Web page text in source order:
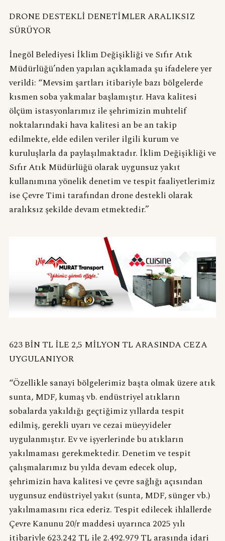
DRONE DESTEKLİ DENETİMLER ARALIKSIZ
SÜRÜYOR
İnegöl Belediyesi İklim Değişikliği ve Sıfır Atık
Müdürlüğü’nden yapılan açıklamada şu ifadelere yer
verildi: “Mevsim şartları itibariyle bazı bölgelerde
kısmen soba yakmalar başlamıştır. Hava kalitesi
ölçüm istasyonlarımız ile şehrimizin muhtelif
noktalarındaki hava kalitesi an be an takip
edilmekte, elde edilen veriler ilgili kurum ve
kuruluşlarla da paylaşılmaktadır. İklim Değişikliği ve
Sıfır Atık Müdürlüğü olarak uygunsuz yakıt
kullanımına yönelik denetim ve tespit faaliyetlerimiz
ise Çevre Timi tarafından drone destekli olarak
aralıksız şekilde devam etmektedir.”
623 BİN TL İLE 2,5 MİLYON TL ARASINDA CEZA
UYGULANIYOR
“Özellikle sanayi bölgelerimiz başta olmak üzere atık
sunta, MDF, kumaş vb. endüstriyel atıkların
sobalarda yakıldığı geçtiğimiz yıllarda tespit
edilmiş, gerekli uyarı ve cezai müeyyideler
uygulanmıştır. Ev ve işyerlerinde bu atıkların
yakılmaması gerekmektedir. Denetim ve tespit
çalışmalarımız bu yılda devam edecek olup,
şehrimizin hava kalitesi ve çevre sağlığı açısından
uygunsuz endüstriyel yakıt (sunta, MDF, sünger vb.)
yakılmamasını rica ederiz. Tespit edilecek ihlallerde
Çevre Kanunu 20/r maddesi uyarınca 2025 yılı
itibariyle 623.242 TL ile 2.492.979 TL arasında idari